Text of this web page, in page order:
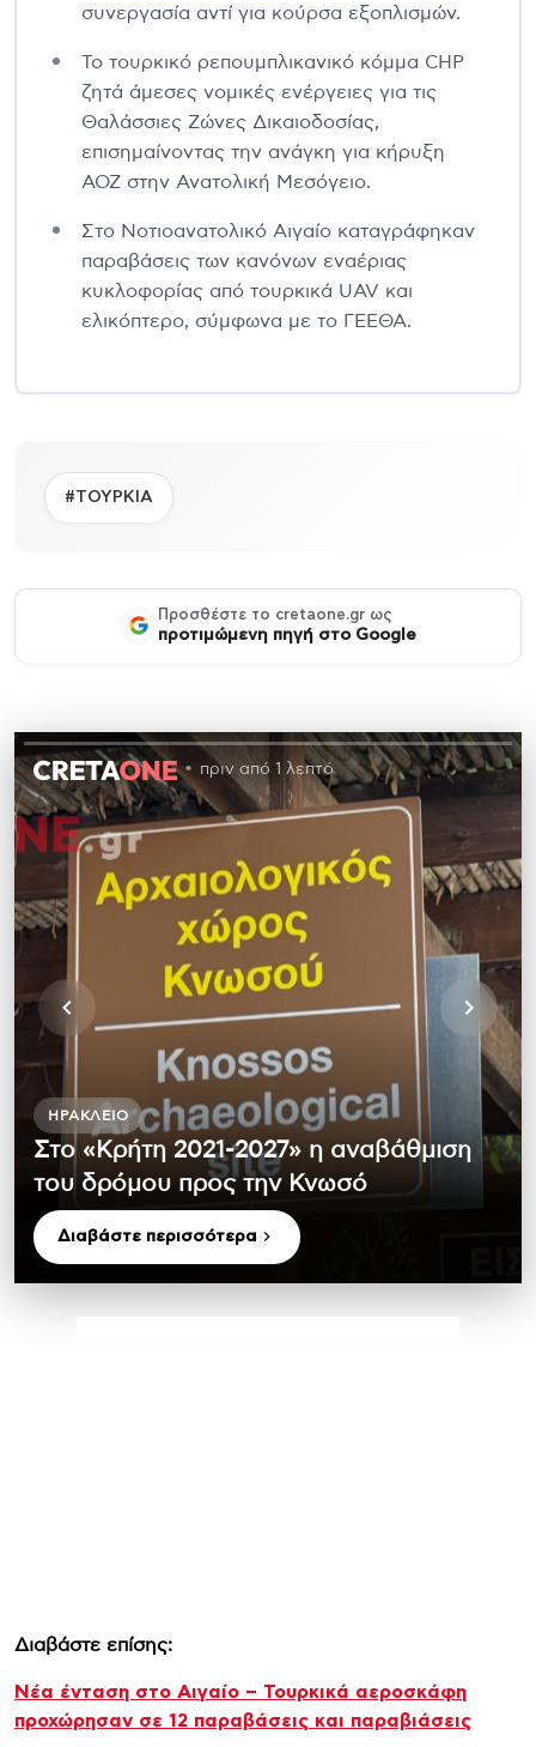
συνεργασία αντί για κούρσα εξοπλισμών.
Το τουρκικό ρεπουμπλικανικό κόμμα CHP
ζητά άμεσες νομικές ενέργειες για τις
Θαλάσσιες Ζώνες Δικαιοδοσίας,
επισημαίνοντας την ανάγκη για κήρυξη
ΑΟΖ στην Ανατολική Μεσόγειο.
Στο Νοτιοανατολικό Αιγαίο καταγράφηκαν
παραβάσεις των κανόνων εναέριας
κυκλοφορίας από τουρκικά UAV και
ελικόπτερο, σύμφωνα με το ΓΕΕΘΑ.
#ΤΟΥΡΚΙΑ
Προσθέστε το cretaone.gr ως
προτιμώμενη πηγή στο Google
πριν από 1 λεπτό
ΗΡΆΚΛΕΙΟ
Στο «Κρήτη 2021-2027» η αναβάθμιση
του δρόμου προς την Κνωσό
Διαβάστε περισσότερα
Διαβάστε επίσης:
Νέα ένταση στο Αιγαίο – Τουρκικά αεροσκάφη
προχώρησαν σε 12 παραβάσεις και παραβιάσεις